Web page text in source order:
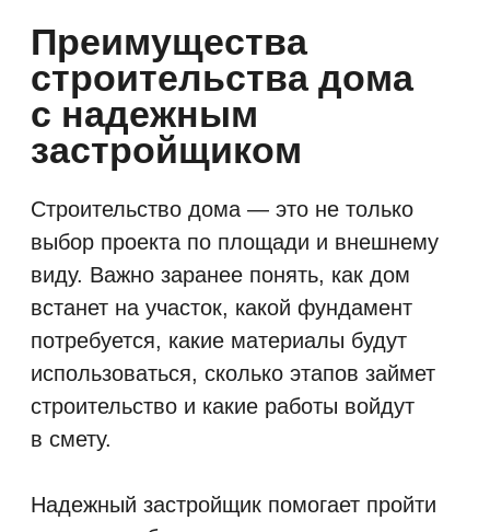
Материалы
Каркас, газобетон, теплая
керамика, PreCut или другой
материал выбираются не только
назначение дома, сезонность
проживания, требования
к энергоэффективности, скорость
строительства, особенности
отделки.
Подбор технологии
строительства